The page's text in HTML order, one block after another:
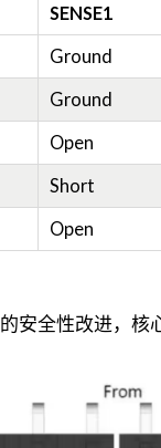
SENSE1
Ground
Ground
Open
Short
Open
的安全性改进，核